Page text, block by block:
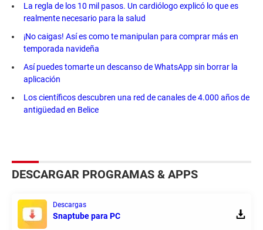
La regla de los 10 mil pasos. Un cardiólogo explicó lo que es
realmente necesario para la salud
¡No caigas! Así es como te manipulan para comprar más en
temporada navideña
Así puedes tomarte un descanso de WhatsApp sin borrar la
aplicación
Los científicos descubren una red de canales de 4.000 años de
antigüedad en Belice
DESCARGAR PROGRAMAS & APPS
Descargas
Snaptube para PC